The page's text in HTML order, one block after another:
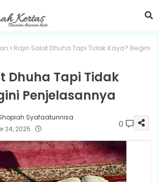
Rajin Salat Dhuha Tapi Tidak Kaya? Begini
Dhuha Tapi Tidak
Penjelasannya
Syafaatunnisa
24, 2025
0